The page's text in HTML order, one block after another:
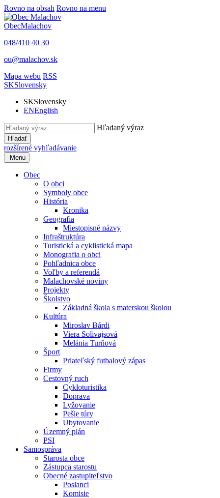
Rovno na obsah Rovno na menu
ObecMalachov
048/410 40 30
ou@malachov.sk
Mapa webu RSS
SKSlovensky
SKSlovensky
ENEnglish
Hľadaný výraz
Hľadať
rozšírené vyhľadávanie
Menu
Obec
O obci
Symboly obce
História
Kronika
Geografia
Miestopisné názvy
Infraštruktúra
Turistická a cyklistická mapa
Monografia o obci
Pohľadnica obce
Voľby a referendá
Malachovské noviny
Projekty
Školstvo
Základná škola s materskou školou
Kultúra
Miroslav Bárdi
Viera Solivajsová
Melánia Turňová
Šport
Priateľský futbalový zápas
Firmy
Cestovný ruch
Cykloturistika
Doprava
Lyžovanie
Pešie túry
Ubytovanie
Územný plán
PSI
Samospráva
Starosta obce
Zástupca starostu
Obecné zastupiteľstvo
Poslanci
Komisie